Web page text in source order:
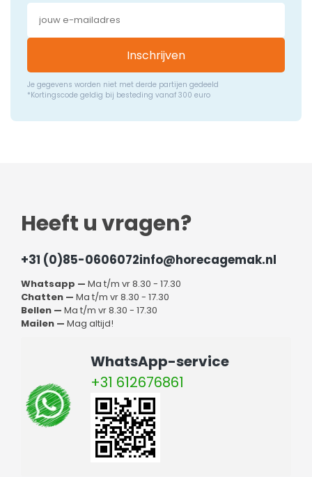
Inschrijven
Je gegevens worden niet met derde partijen gedeeld
*Kortingscode geldig bij besteding vanaf 300 euro
Heeft u vragen?
+31 (0)85-0606072info@horecagemak.nl
Whatsapp — Ma t/m vr 8.30 - 17.30
Chatten — Ma t/m vr 8.30 - 17.30
Bellen — Ma t/m vr 8.30 - 17.30
Mailen — Mag altijd!
WhatsApp-service
+31 612676861